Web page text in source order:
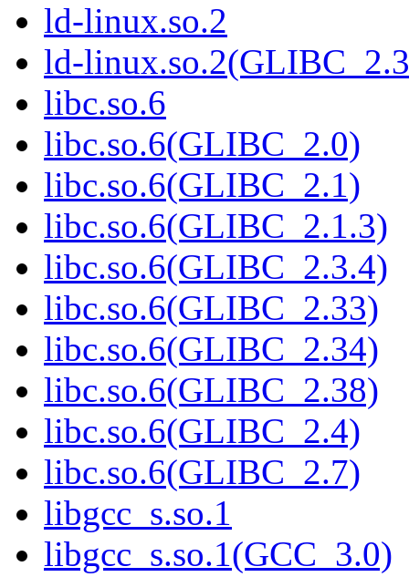
ld-linux.so.2
ld-
libc.so.6
libc.so.6(GLIBC_2.0)
libc.so.6(GLIBC_2.1)
libc.so.6(GLIBC_2.1.3)
libc.so.6(GLIBC_2.3.4)
libc.so.6(GLIBC_2.33)
libc.so.6(GLIBC_2.34)
libc.so.6(GLIBC_2.38)
libc.so.6(GLIBC_2.4)
libc.so.6(GLIBC_2.7)
libgcc_s.so.1
libgcc_s.so.1(GCC_3.0)